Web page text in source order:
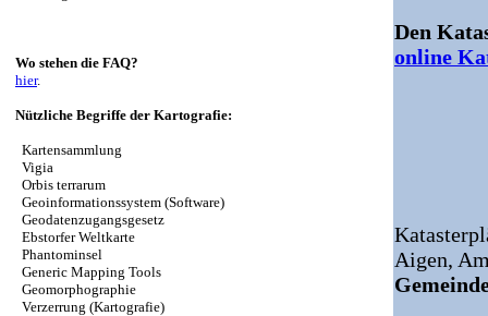
Wo stehen die FAQ?
hier.
Nützliche Begriffe der Kartografie:
Kartensammlung
Vigia
Orbis terrarum
Geoinformationssystem (Software)
Geodatenzugangsgesetz
Ebstorfer Weltkarte
Phantominsel
Generic Mapping Tools
Geomorphographie
Verzerrung (Kartografie)
Den
online
Aigen,